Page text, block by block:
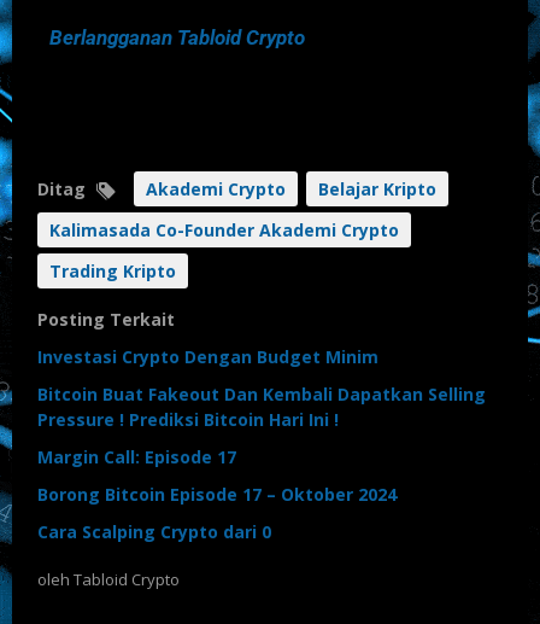
Berlangganan Tabloid Crypto
Ditag Akademi Crypto
Belajar Kripto
Kalimasada Co-Founder Akademi Crypto
Trading Kripto
Posting Terkait
Investasi Crypto Dengan Budget Minim
Bitcoin Buat Fakeout Dan Kembali Dapatkan Selling
Pressure ! Prediksi Bitcoin Hari Ini !
Margin Call: Episode 17
Borong Bitcoin Episode 17 – Oktober 2024
Cara Scalping Crypto dari 0
oleh Tabloid Crypto